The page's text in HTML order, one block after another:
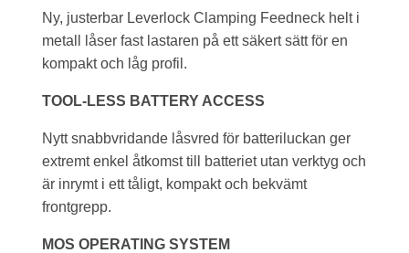
Ny, justerbar Leverlock Clamping Feedneck helt i
metall låser fast lastaren på ett säkert sätt för en
kompakt och låg profil.
TOOL-LESS BATTERY ACCESS
Nytt snabbvridande låsvred för batteriluckan ger
extremt enkel åtkomst till batteriet utan verktyg och
är inrymt i ett tåligt, kompakt och bekvämt
frontgrepp.
MOS OPERATING SYSTEM